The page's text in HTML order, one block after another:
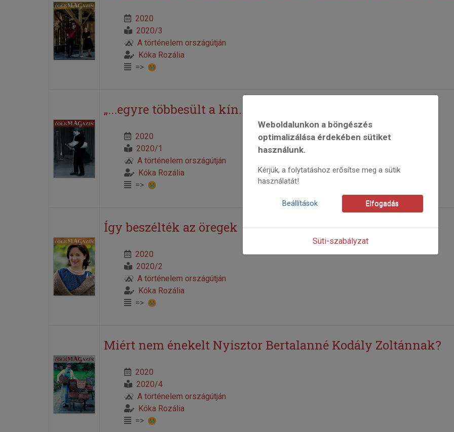
2020
2020/3
A történelem országútján
Kóka Rozália
=>
„...egyre többesült a kín...”
2020
2020/1
A történelem országútján
Kóka Rozália
=>
Így beszélték az öregek
2020
2020/2
A történelem országútján
Kóka Rozália
=>
Miért nem énekelt Nyisztor Bertalanné Kodály Zoltánnak?
2020
2020/4
A történelem országútján
Kóka Rozália
=>
Weboldalunkon a böngészés
optimalizálása érdekében sütiket
használunk.
Kérjük, a folytatáshoz erősítse meg a sütik
használatát!
Beállítások Elfogadás
Süti-szabályzat